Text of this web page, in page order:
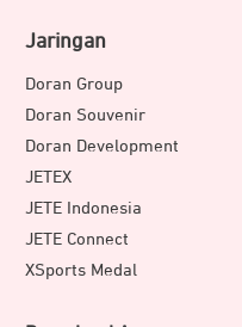
Jaringan
Doran Group
Doran Souvenir
Doran Development
JETEX
JETE Indonesia
JETE Connect
XSports Medal